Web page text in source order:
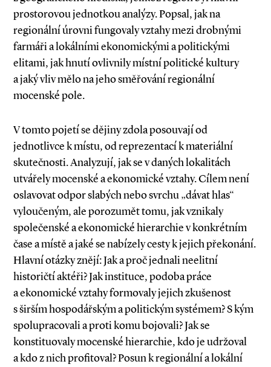
prostorovou jednotkou analýzy. Popsal, jak na
regionální úrovni fungovaly vztahy mezi drobnými
farmáři a lokálními ekonomickými a politickými
elitami, jak hnutí ovlivnily místní politické kultury
a jaký vliv mělo na jeho směřování regionální
mocenské pole.
V tomto pojetí se dějiny zdola posouvají od
jednotlivce k místu, od reprezentací k materiální
skutečnosti. Analyzují, jak se v daných lokalitách
utvářely mocenské a ekonomické vztahy. Cílem není
oslavovat odpor slabých nebo svrchu „dávat hlas“
vyloučeným, ale porozumět tomu, jak vznikaly
společenské a ekonomické hierarchie v konkrétním
čase a místě a jaké se nabízely cesty k jejich překonání.
Hlavní otázky znějí: Jak a proč jednali neelitní
historičtí aktéři? Jak instituce, podoba práce
a ekonomické vztahy formovaly jejich zkušenost
s širším hospodářským a politickým systémem? S kým
spolupracovali a proti komu bojovali? Jak se
konstituo­valy mocenské hierarchie, kdo je udržoval
a kdo z nich profitoval? Posun k regionální a lokální